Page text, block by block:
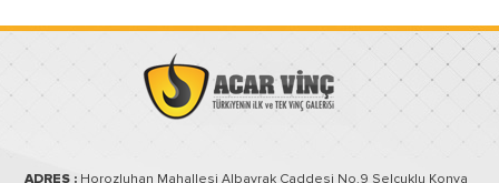
ADRES : Horozluhan Mahallesi Albayrak Caddesi No.9 Selçuklu Konya